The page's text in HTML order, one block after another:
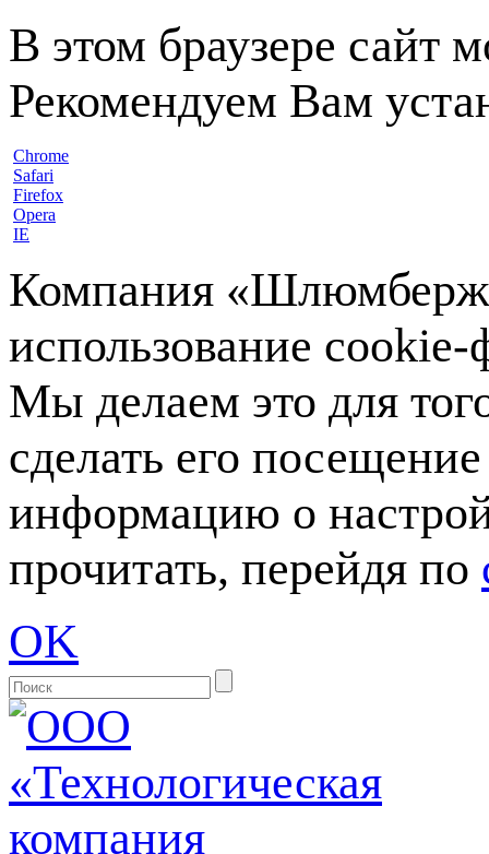
В этом браузере сайт
Рекомендуем Вам
Chrome
Safari
Firefox
Opera
IE
Компания
использование
Мы делаем это для
сделать его
информацию о
прочитать, перейдя по
OK